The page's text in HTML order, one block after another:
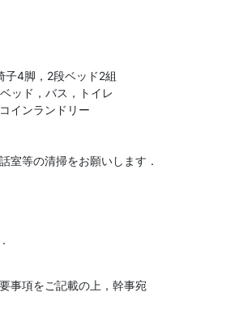
4脚，2段ベッド2組
ド，バス，トイレ
インランドリー
室等の清掃をお願いします．
事項をご記載の上，幹事宛